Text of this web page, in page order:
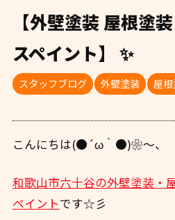
【外壁塗装 屋根塗
スペイント】 ✨
スタッフブログ 外壁塗装 屋
こんにちは(●´ω｀●)❀～、
和歌山市六十谷の外壁塗装・
ペイントです☆彡